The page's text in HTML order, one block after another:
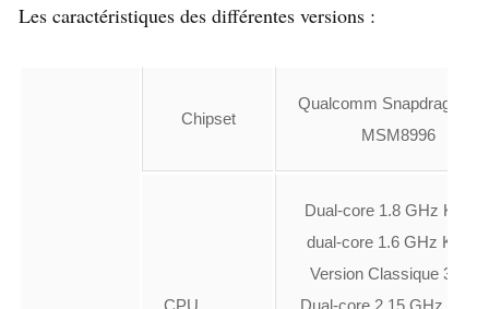
Les caractéristiques des différentes versions :
Chipset
Qualcomm Snapdragon
MSM8996
CPU
Dual-core 1.8 GHz Kryo
dual-core 1.6 GHz Kryo –
Version Classique 32 Go
Dual-core 2.15 GHz Kryo